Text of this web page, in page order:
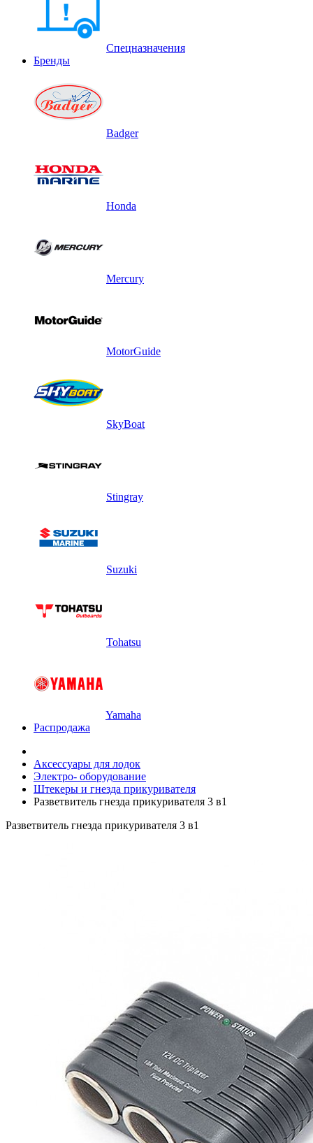
Спецназначения
Бренды
Badger
Honda
Mercury
MotorGuide
SkyBoat
Stingray
Suzuki
Tohatsu
Yamaha
Распродажа
Аксессуары для лодок
Электро- оборудование
Штекеры и гнезда прикуривателя
Разветвитель гнезда прикуривателя 3 в1
Разветвитель гнезда прикуривателя 3 в1